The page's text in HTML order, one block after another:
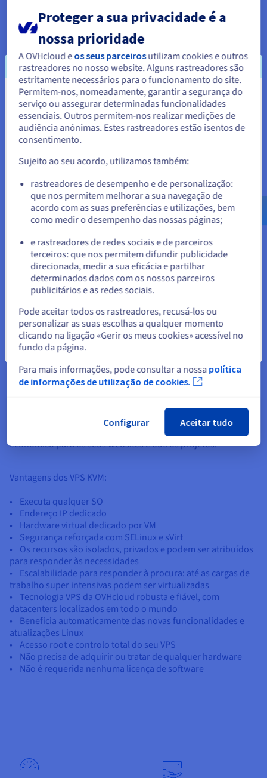
Excelente desempenho
O VPS KVM é muito melhor que um alojamento partilhado
standard, pois, graças ao kernel Linux, o KVM oferece o
desempenho de um hipervisor de nível 1, beneficiando de
uma excelente escalabilidade e fiabilidade.
Segurança robusta
uma proteção Anti-DDoS. Baseado em Linux, o VPS KVM
também enfrenta menos ameaças de segurança do que uma
solução proprietária e beneficia de uma comunidade
gigantesca dedicada a corrigir vulnerabilidades.
Porquê escolher um VPS KVM?
A nossa solução de VPS KVM oferece-lhe uma experiência de
alojamento fluida e fiável. O KVM é uma tecnologia de
criar várias máquinas virtuais isoladas. Aliado à nossa potente
plataforma de VPS, o VPS KVM funciona como um hipervisor
de alto nível, oferecendo-lhe um alojamento potente e
económico para os seus websites e outros projetos.
Vantagens dos VPS KVM:
• Executa qualquer SO
• Endereço IP dedicado
• Hardware virtual dedicado por VM
• Segurança reforçada com SELinux e sVirt
• Os recursos são isolados, privados e podem ser atribuídos
para responder às necessidades
• Escalabilidade para responder à procura: até as cargas de
trabalho super intensivas podem ser virtualizadas
• Tecnologia VPS da OVHcloud robusta e fiável, com
datacenters localizados em todo o mundo
• Beneficia automaticamente das novas funcionalidades e
atualizações Linux
• Acesso root e controlo total do seu VPS
• Não precisa de adquirir ou tratar de qualquer hardware
• Não é requerida nenhuma licença de software
Parece que está localizado em
Estados Unidos.
Para encomendar a partir de Estados Unidos, terá de consultar e
Aceder ao website do Estados Unidos
us.ovhcloud.com/
Inglês USD - $
ou
Ficar no website atual
Selecionar outro website
Proteger a sua privacidade é a
nossa prioridade
A OVHcloud e os seus parceirosutilizam cookies e outros
rastreadores no nosso website. Alguns rastreadores são
estritamente necessários para o funcionamento do site.
Permitem-nos, nomeadamente, garantir a segurança do
serviço ou assegurar determinadas funcionalidades
essenciais. Outros permitem-nos realizar medições de
audiência anónimas. Estes rastreadores estão isentos de
consentimento.
Sujeito ao seu acordo, utilizamos também:
rastreadores de desempenho e de personalização:
que nos permitem melhorar a sua navegação de
acordo com as suas preferências e utilizações, bem
como medir o desempenho das nossas páginas;
e rastreadores de redes sociais e de parceiros
terceiros: que nos permitem difundir publicidade
direcionada, medir a sua eficácia e partilhar
determinados dados com os nossos parceiros
publicitários e as redes sociais.
Pode aceitar todos os rastreadores, recusá-los ou
personalizar as suas escolhas a qualquer momento
clicando na ligação «Gerir os meus cookies» acessível no
fundo da página.
Para mais informações, pode consultar a nossa política
de informações de utilização de cookies.
Configurar Aceitar tudo